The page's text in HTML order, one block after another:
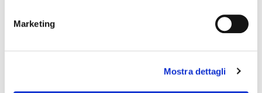
Marketing
Mostra dettagli